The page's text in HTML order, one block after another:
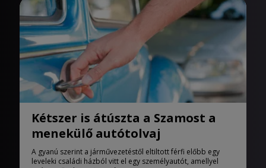
Kétszer is átúszta a Szamost a
menekülő autótolvaj
A gyanú szerint a járművezetéstől eltiltott férfi előbb egy
leveleki családi házból vitt el egy személyautót, amellyel